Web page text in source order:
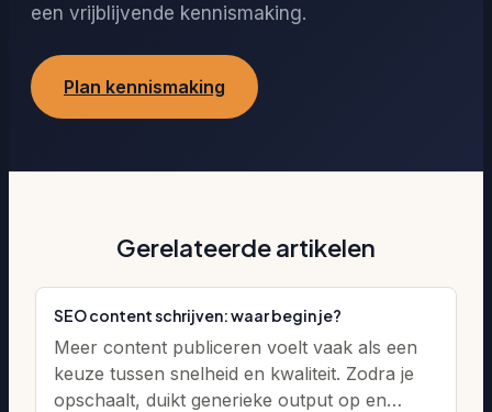
een vrijblijvende kennismaking.
Plan kennismaking
Gerelateerde artikelen
SEO content schrijven: waar begin je?
Meer content publiceren voelt vaak als een
keuze tussen snelheid en kwaliteit. Zodra je
opschaalt, duikt generieke output op en…